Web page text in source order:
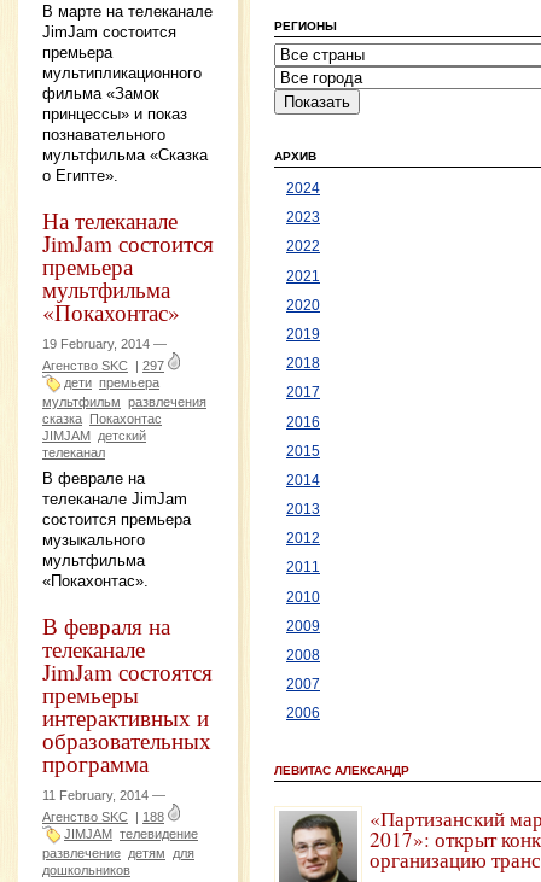
В марте на телеканале
JimJam состоится
премьера
мультипликационного
фильма «Замок
принцессы» и показ
познавательного
мультфильма «Сказка
о Египте».
На телеканале
JimJam состоится
премьера
мультфильма
«Покахонтас»
19 February, 2014 —
Агенство SKC | 297
дети премьера
мультфильм развлечения
сказка Покахонтас
JIMJAM детский
телеканал
В феврале на
телеканале JimJam
состоится премьера
музыкального
мультфильма
«Покахонтас».
В февраля на
телеканале
JimJam состоятся
премьеры
интерактивных и
образовательных
программа
11 February, 2014 —
Агенство SKC | 188
JIMJAM телевидение
развлечение детям
для
дошкольников
РЕГИОНЫ
АРХИВ
2024
2023
2022
2021
2020
2019
2018
2017
2016
2015
2014
2013
2012
2011
2010
2009
2008
2007
2006
ЛЕВИТАС АЛЕКСАНДР
«Партизанский
2017»: открыт
организацию